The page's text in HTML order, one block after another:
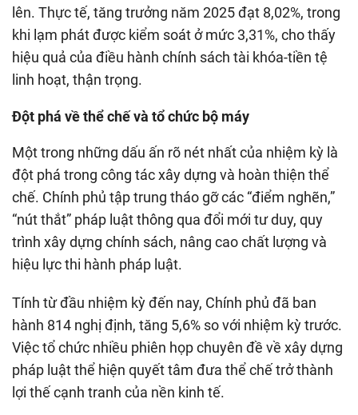
lên. Thực tế, tăng trưởng năm 2025 đạt 8,02%, trong
khi lạm phát được kiểm soát ở mức 3,31%, cho thấy
hiệu quả của điều hành chính sách tài khóa-tiền tệ
linh hoạt, thận trọng.
Đột phá về thể chế và tổ chức bộ máy
Một trong những dấu ấn rõ nét nhất của nhiệm kỳ là
đột phá trong công tác xây dựng và hoàn thiện thể
chế. Chính phủ tập trung tháo gỡ các “điểm nghẽn,”
“nút thắt” pháp luật thông qua đổi mới tư duy, quy
trình xây dựng chính sách, nâng cao chất lượng và
hiệu lực thi hành pháp luật.
Tính từ đầu nhiệm kỳ đến nay, Chính phủ đã ban
hành 814 nghị định, tăng 5,6% so với nhiệm kỳ trước.
Việc tổ chức nhiều phiên họp chuyên đề về xây dựng
pháp luật thể hiện quyết tâm đưa thể chế trở thành
lợi thế cạnh tranh của nền kinh tế.